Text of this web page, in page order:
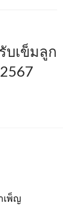
บเข็มลูก
เพ็ญ